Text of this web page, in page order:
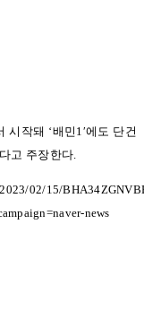
시작돼 ‘배민 1′에도 단건
고 주장한다.
02/15/
news